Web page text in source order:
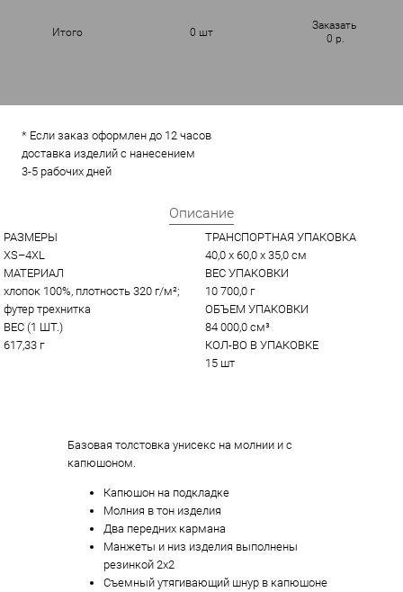
Итого 0 шт
Заказать
0 р.
* Если заказ оформлен до 12 часов
доставка изделий с нанесением
3-5 рабочих дней
Описание
РАЗМЕРЫ
XS–4XL
МАТЕРИАЛ
хлопок 100%, плотность 320 г/м²;
футер трехнитка
ВЕС (1 ШТ.)
617,33 г
ТРАНСПОРТНАЯ УПАКОВКА
40,0 x 60,0 x 35,0 см
ВЕС УПАКОВКИ
10 700,0 г
ОБЪЕМ УПАКОВКИ
84 000,0 см³
КОЛ-ВО В УПАКОВКЕ
15 шт
Базовая толстовка унисекс на молнии и с
капюшоном.
Капюшон на подкладке
Молния в тон изделия
Два передних кармана
Манжеты и низ изделия выполнены
резинкой 2х2
Съемный утягивающий шнур в капюшоне